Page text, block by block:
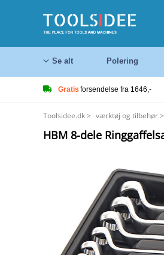
Se alt Polering
Gratis forsendelse fra 1646,-
Toolsidee.dk> værktøj og tilbehør>
HBM 8-dele